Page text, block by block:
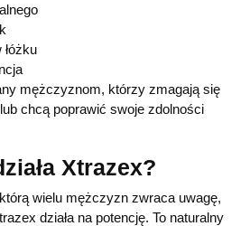
mężczyznom, którzy zmagają się
chcą poprawić swoje zdolności
Xtrazex?
wielu mężczyzn zwraca uwagę,
działa na potencję. To naturalny